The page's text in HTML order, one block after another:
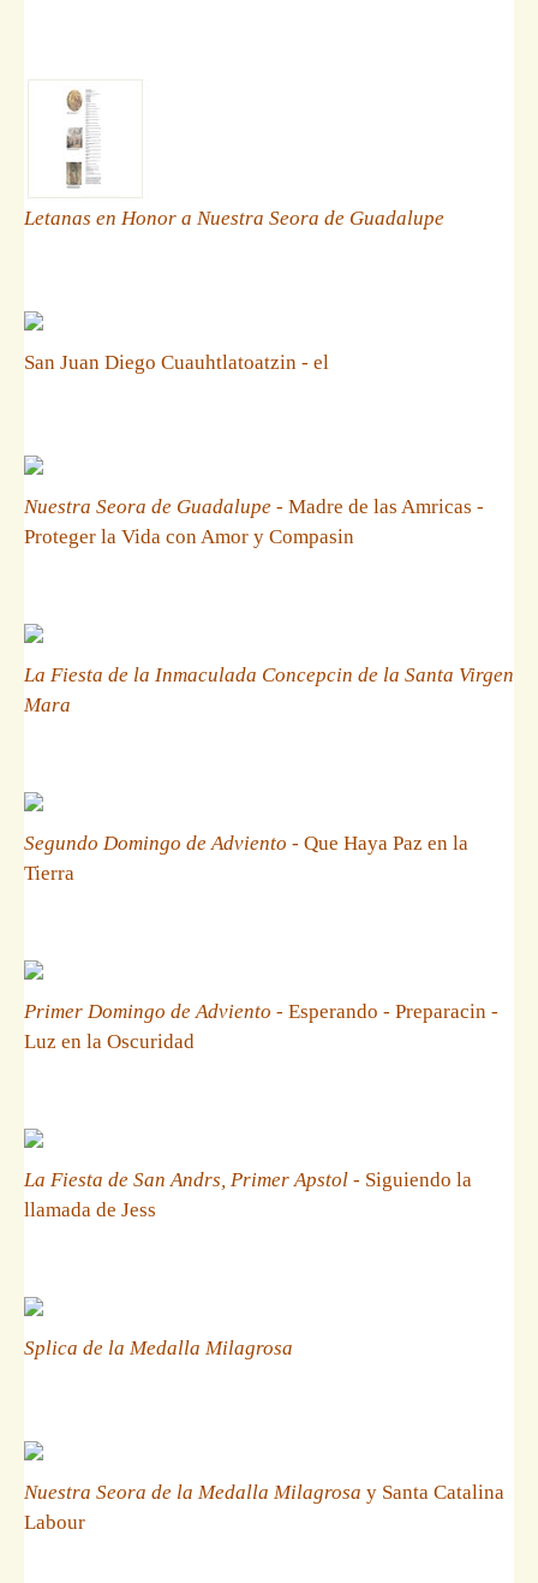
Letanas en Honor a Nuestra Seora de Guadalupe
San Juan Diego Cuauhtlatoatzin - el
Nuestra Seora de Guadalupe - Madre de las Amricas -
Proteger la Vida con Amor y Compasin
La Fiesta de la Inmaculada Concepcin de la Santa Virgen
Mara
Segundo Domingo de Adviento - Que Haya Paz en la
Tierra
Primer Domingo de Adviento - Esperando - Preparacin -
Luz en la Oscuridad
La Fiesta de San Andrs, Primer Apstol - Siguiendo la
llamada de Jess
Splica de la Medalla Milagrosa
Nuestra Seora de la Medalla Milagrosa y Santa Catalina
Labour